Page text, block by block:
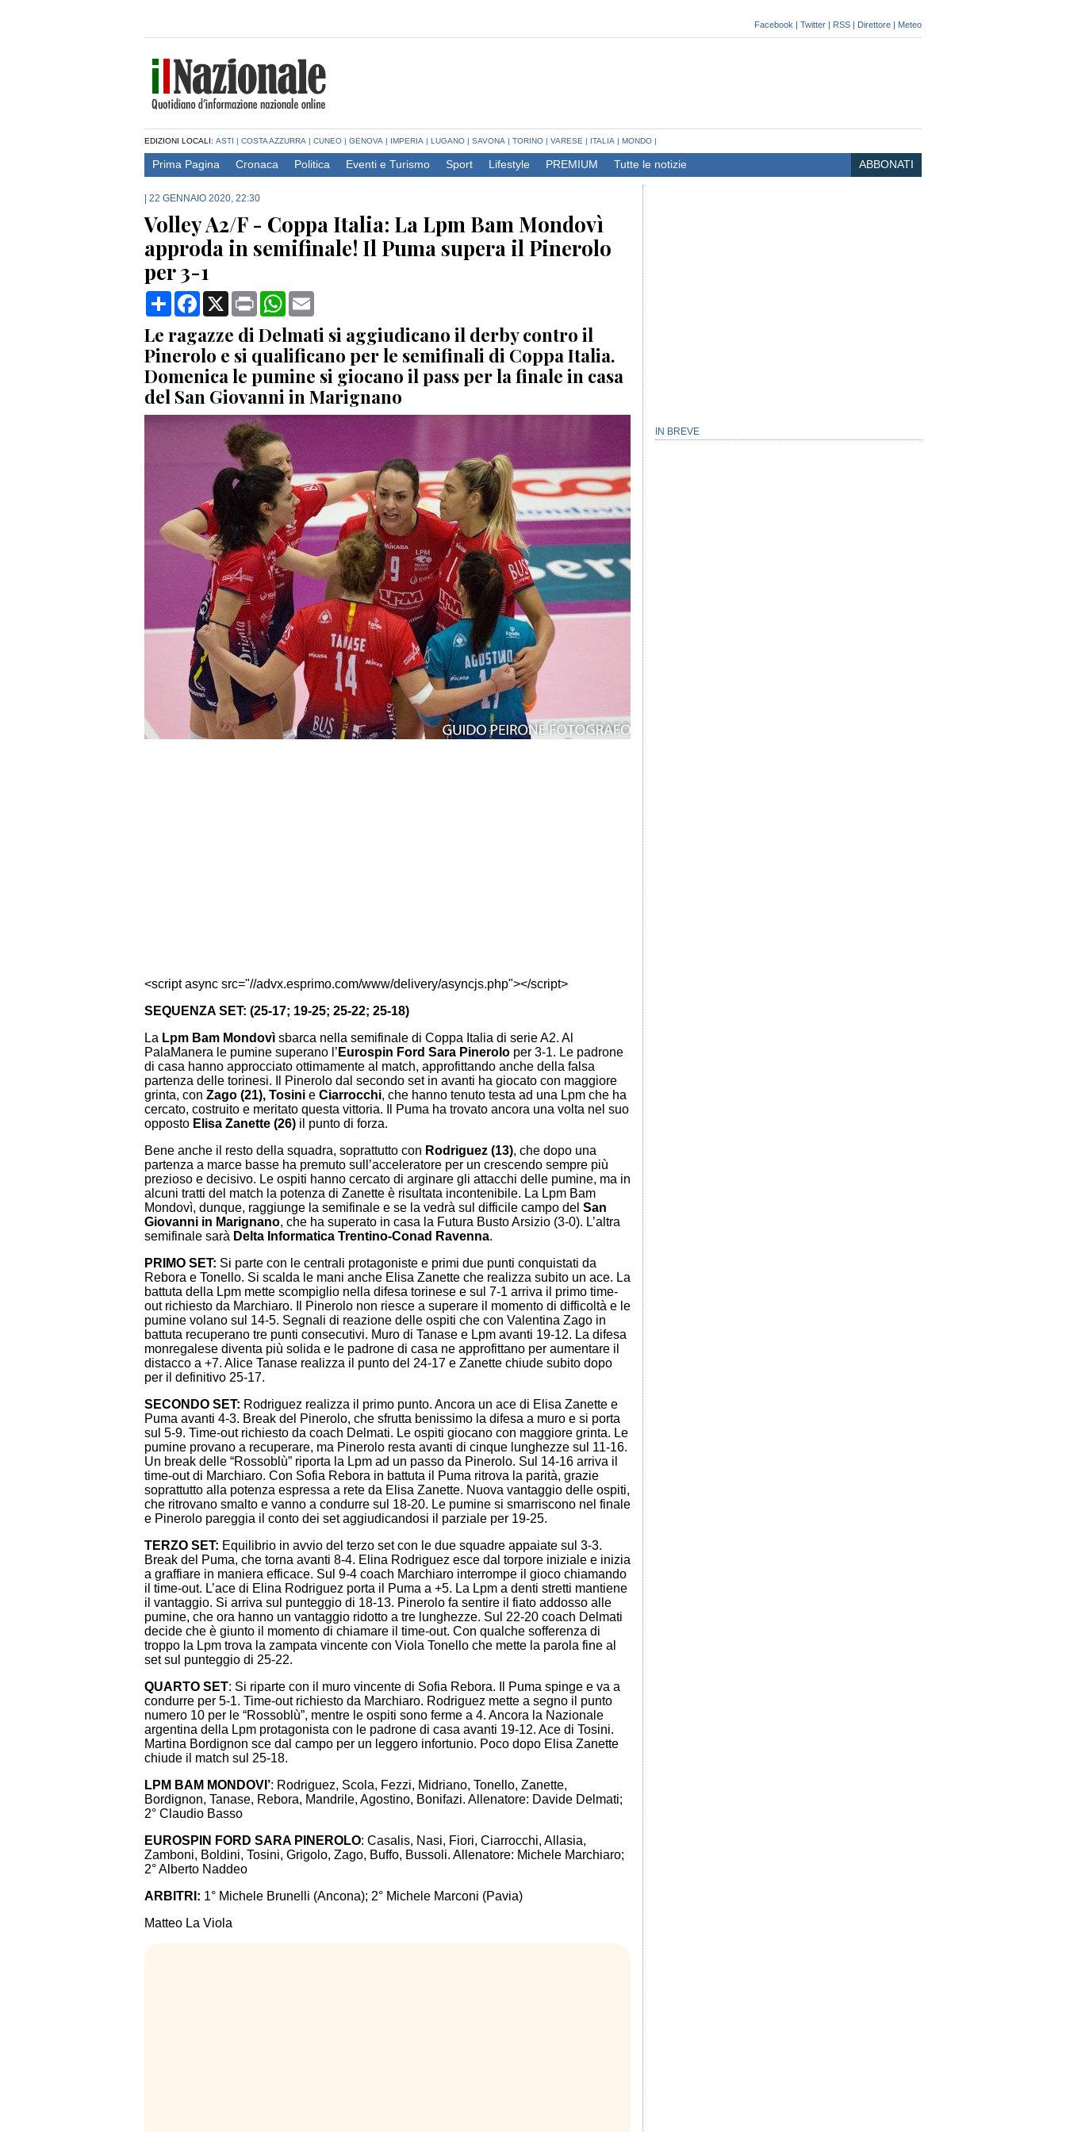
Facebook | Twitter | RSS | Direttore | Meteo
EDIZIONI LOCALI: ASTI | COSTA AZZURRA | CUNEO | GENOVA | IMPERIA | LUGANO | SAVONA | TORINO | VARESE | ITALIA | MONDO |
Prima Pagina Cronaca Politica Eventi e Turismo Sport Lifestyle PREMIUM Tutte le notizie ABBONATI
22 GENNAIO 2020, 22:30
Volley A2/F - Coppa Italia: La Lpm Bam Mondovì
approda in semifinale! Il Puma supera il Pinerolo
per 3-1
CondividiFacebook
X Print WhatsApp
Le ragazze di Delmati si aggiudicano il derby contro il
Pinerolo e si qualificano per le semifinali di Coppa Italia.
Domenica le pumine si giocano il pass per la finale in casa
del San Giovanni in Marignano
<script async src="//advx.esprimo.com/www/delivery/asyncjs.php"></script>
SEQUENZA SET: (25-17; 19-25; 25-22; 25-18)
La Lpm Bam Mondovì sbarca nella semifinale di Coppa Italia di serie A2. Al
PalaManera le pumine superano l’ Eurospin Ford Sara Pinerolo per 3-1. Le padrone
di casa hanno approcciato ottimamente al match, approfittando anche della falsa
partenza delle torinesi. Il Pinerolo dal secondo set in avanti ha giocato con maggiore
grinta, con Zago (21), Tosini e Ciarrocchi, che hanno tenuto testa ad una Lpm che ha
cercato, costruito e meritato questa vittoria. Il Puma ha trovato ancora una volta nel suo
opposto Elisa Zanette (26) il punto di forza.
Bene anche il resto della squadra, soprattutto con Rodriguez (13), che dopo una
partenza a marce basse ha premuto sull’acceleratore per un crescendo sempre più
prezioso e decisivo. Le ospiti hanno cercato di arginare gli attacchi delle pumine, ma in
alcuni tratti del match la potenza di Zanette è risultata incontenibile. La Lpm Bam
Mondovì, dunque, raggiunge la semifinale e se la vedrà sul difficile campo del San
Giovanni in Marignano, che ha superato in casa la Futura Busto Arsizio (3-0). L’altra
semifinale sarà Delta Informatica Trentino-Conad Ravenna.
PRIMO SET: Si parte con le centrali protagoniste e primi due punti conquistati da
Rebora e Tonello. Si scalda le mani anche Elisa Zanette che realizza subito un ace. La
battuta della Lpm mette scompiglio nella difesa torinese e sul 7-1 arriva il primo time-
out richiesto da Marchiaro. Il Pinerolo non riesce a superare il momento di difficoltà e le
pumine volano sul 14-5. Segnali di reazione delle ospiti che con Valentina Zago in
battuta recuperano tre punti consecutivi. Muro di Tanase e Lpm avanti 19-12. La difesa
monregalese diventa più solida e le padrone di casa ne approfittano per aumentare il
distacco a +7. Alice Tanase realizza il punto del 24-17 e Zanette chiude subito dopo
per il definitivo 25-17.
SECONDO SET: Rodriguez realizza il primo punto. Ancora un ace di Elisa Zanette e
Puma avanti 4-3. Break del Pinerolo, che sfrutta benissimo la difesa a muro e si porta
sul 5-9. Time-out richiesto da coach Delmati. Le ospiti giocano con maggiore grinta. Le
pumine provano a recuperare, ma Pinerolo resta avanti di cinque lunghezze sul 11-16.
Un break delle “Rossoblù” riporta la Lpm ad un passo da Pinerolo. Sul 14-16 arriva il
time-out di Marchiaro. Con Sofia Rebora in battuta il Puma ritrova la parità, grazie
soprattutto alla potenza espressa a rete da Elisa Zanette. Nuova vantaggio delle ospiti,
che ritrovano smalto e vanno a condurre sul 18-20. Le pumine si smarriscono nel finale
e Pinerolo pareggia il conto dei set aggiudicandosi il parziale per 19-25.
TERZO SET: Equilibrio in avvio del terzo set con le due squadre appaiate sul 3-3.
Break del Puma, che torna avanti 8-4. Elina Rodriguez esce dal torpore iniziale e inizia
a graffiare in maniera efficace. Sul 9-4 coach Marchiaro interrompe il gioco chiamando
il time-out. L’ace di Elina Rodriguez porta il Puma a +5. La Lpm a denti stretti mantiene
il vantaggio. Si arriva sul punteggio di 18-13. Pinerolo fa sentire il fiato addosso alle
pumine, che ora hanno un vantaggio ridotto a tre lunghezze. Sul 22-20 coach Delmati
decide che è giunto il momento di chiamare il time-out. Con qualche sofferenza di
troppo la Lpm trova la zampata vincente con Viola Tonello che mette la parola fine al
set sul punteggio di 25-22.
QUARTO SET: Si riparte con il muro vincente di Sofia Rebora. Il Puma spinge e va a
condurre per 5-1. Time-out richiesto da Marchiaro. Rodriguez mette a segno il punto
numero 10 per le “Rossoblù”, mentre le ospiti sono ferme a 4. Ancora la Nazionale
argentina della Lpm protagonista con le padrone di casa avanti 19-12. Ace di Tosini.
Martina Bordignon sce dal campo per un leggero infortunio. Poco dopo Elisa Zanette
chiude il match sul 25-18.
LPM BAM MONDOVI’: Rodriguez, Scola, Fezzi, Midriano, Tonello, Zanette,
Bordignon, Tanase, Rebora, Mandrile, Agostino, Bonifazi. Allenatore: Davide Delmati;
2° Claudio Basso
EUROSPIN FORD SARA PINEROLO: Casalis, Nasi, Fiori, Ciarrocchi, Allasia,
Zamboni, Boldini, Tosini, Grigolo, Zago, Buffo, Bussoli. Allenatore: Michele Marchiaro;
2° Alberto Naddeo
ARBITRI: 1° Michele Brunelli (Ancona); 2° Michele Marconi (Pavia)
Matteo La Viola
IN BREVE